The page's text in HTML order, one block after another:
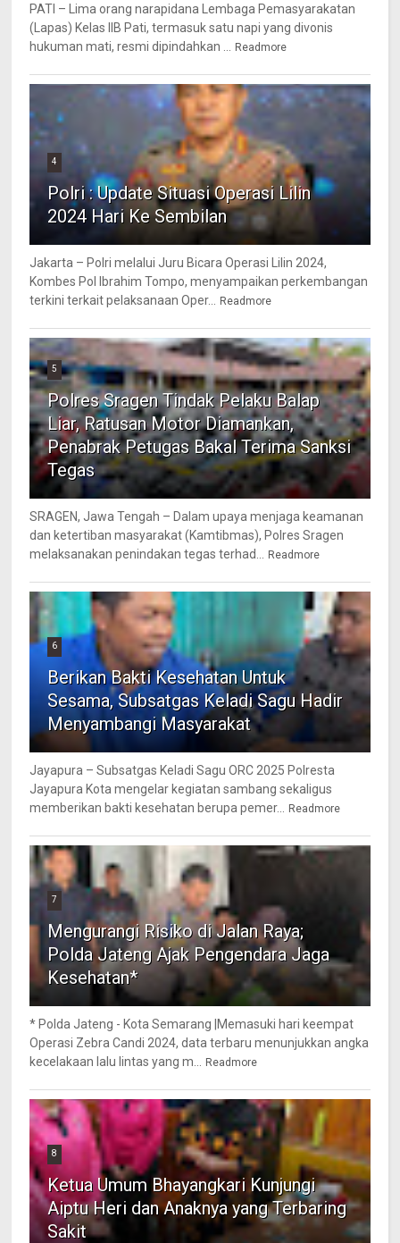
PATI – Lima orang narapidana Lembaga Pemasyarakatan
(Lapas) Kelas IIB Pati, termasuk satu napi yang divonis
hukuman mati, resmi dipindahkan ...
Readmore
4
Polri : Update Situasi Operasi Lilin
2024 Hari Ke Sembilan
Jakarta – Polri melalui Juru Bicara Operasi Lilin 2024,
Kombes Pol Ibrahim Tompo, menyampaikan perkembangan
terkini terkait pelaksanaan Oper...
Readmore
5
Polres Sragen Tindak Pelaku Balap
Liar, Ratusan Motor Diamankan,
Penabrak Petugas Bakal Terima Sanksi
Tegas
SRAGEN, Jawa Tengah – Dalam upaya menjaga keamanan
dan ketertiban masyarakat (Kamtibmas), Polres Sragen
melaksanakan penindakan tegas terhad...
Readmore
6
Berikan Bakti Kesehatan Untuk
Sesama, Subsatgas Keladi Sagu Hadir
Menyambangi Masyarakat
Jayapura – Subsatgas Keladi Sagu ORC 2025 Polresta
Jayapura Kota mengelar kegiatan sambang sekaligus
memberikan bakti kesehatan berupa pemer...
Readmore
7
Mengurangi Risiko di Jalan Raya;
Polda Jateng Ajak Pengendara Jaga
Kesehatan*
* Polda Jateng - Kota Semarang |Memasuki hari keempat
Operasi Zebra Candi 2024, data terbaru menunjukkan angka
kecelakaan lalu lintas yang m...
Readmore
8
Ketua Umum Bhayangkari Kunjungi
Aiptu Heri dan Anaknya yang Terbaring
Sakit